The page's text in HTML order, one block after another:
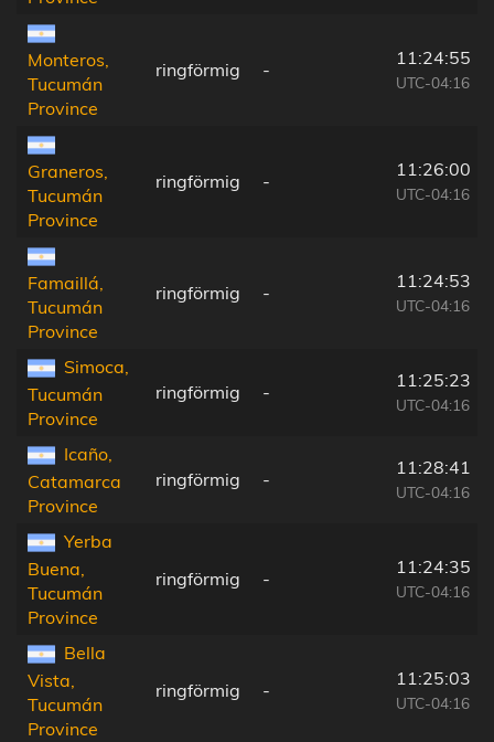
Monteros,
Tucumán
Province
ringförmig -
11:24:55
UTC-04:16
Graneros,
Tucumán
Province
ringförmig -
11:26:00
UTC-04:16
Famaillá,
Tucumán
Province
ringförmig -
11:24:53
UTC-04:16
Simoca,
Tucumán
Province
ringförmig -
11:25:23
UTC-04:16
Icaño,
Catamarca
Province
ringförmig -
11:28:41
UTC-04:16
Yerba
Buena,
Tucumán
Province
ringförmig -
11:24:35
UTC-04:16
Bella
Vista,
Tucumán
Province
ringförmig -
11:25:03
UTC-04:16